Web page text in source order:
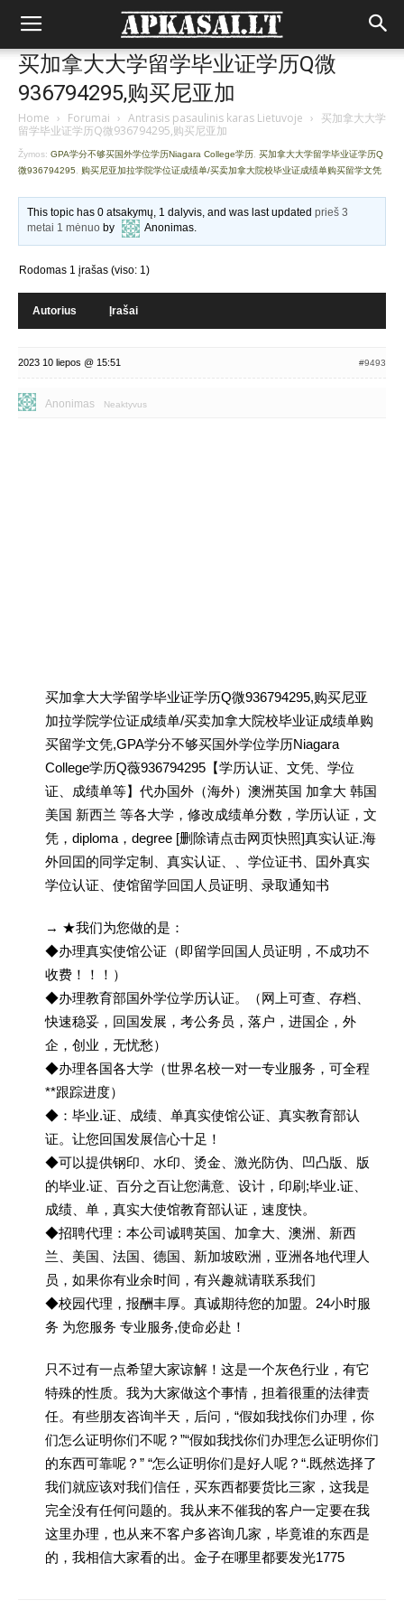
买加拿大大学留学毕业证学历Q微
936794295,购买尼亚加
Home › Forumai › Antrasis pasaulinis karas Lietuvoje › 买加拿大大学
留学毕业证学历Q微936794295,购买尼亚加
Žymos: GPA学分不够买国外学位学历Niagara College学历 买加拿大大学留学毕业证学历Q
微936794295
购买尼亚加拉学院学位证成绩单/买卖加拿大院校毕业证成绩单购买留学文凭
This topic has 0 atsakymų, 1 dalyvis, and was last updatedprieš 3
metai 1 mėnuo by Anonimas.
Rodomas 1 įrašas (viso: 1)
Autorius Įrašai
2023 10 liepos @ 15:51 #9493
Anonimas Neaktyvus
买加拿大大学留学毕业证学历Q微936794295,购买尼亚
加拉学院学位证成绩单/买卖加拿大院校毕业证成绩单购
买留学文凭,GPA学分不够买国外学位学历Niagara
College学历Q薇936794295【学历认证、文凭、学位
证、成绩单等】代办国外（海外）澳洲英国 加拿大 韩国
美国 新西兰 等各大学，修改成绩单分数，学历认证，文
凭，diploma，degree [删除请点击网页快照]真实认证.海
外回囯的同学定制、真实认证、、学位证书、囯外真实
学位认证、使馆留学回囯人员证明、录取通知书
→ ★我们为您做的是：
◆办理真实使馆公证（即留学回国人员证明，不成功不
收费！！！）
◆办理教育部国外学位学历认证。（网上可查、存档、
快速稳妥，回国发展，考公务员，落户，进国企，外
企，创业，无忧愁）
◆办理各国各大学（世界名校一对一专业服务，可全程
**跟踪进度）
◆：毕业.证、成绩、单真实使馆公证、真实教育部认
证。让您回国发展信心十足！
◆可以提供钢印、水印、烫金、激光防伪、凹凸版、版
的毕业.证、百分之百让您满意、设计，印刷;毕业.证、
成绩、单，真实大使馆教育部认证，速度快。
◆招聘代理：本公司诚聘英国、加拿大、澳洲、新西
兰、美国、法国、德国、新加坡欧洲，亚洲各地代理人
员，如果你有业余时间，有兴趣就请联系我们
◆校园代理，报酬丰厚。真诚期待您的加盟。24小时服
务 为您服务 专业服务,使命必赴！
只不过有一点希望大家谅解！这是一个灰色行业，有它
特殊的性质。我为大家做这个事情，担着很重的法律责
任。有些朋友咨询半天，后问，“假如我找你们办理，你
们怎么证明你们不呢？”“假如我找你们办理怎么证明你们
的东西可靠呢？” “怎么证明你们是好人呢？“.既然选择了
我们就应该对我们信任，买东西都要货比三家，这我是
完全没有任何问题的。我从来不催我的客户一定要在我
这里办理，也从来不客户多咨询几家，毕竟谁的东西是
的，我相信大家看的出。金子在哪里都要发光1775